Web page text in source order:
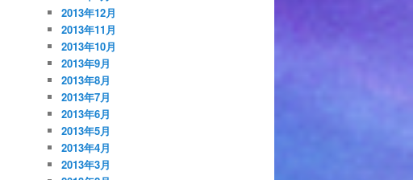
2013年12月
2013年11月
2013年10月
2013年9月
2013年8月
2013年7月
2013年6月
2013年5月
2013年4月
2013年3月